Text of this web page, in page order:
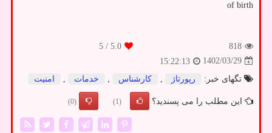
of birth
818
5.0
/ 5
1402/03/29
15:22:13
تگهای خبر:
رپورتاژ , كارشناس , خدمات , امنیت
این مطلب را می پسندید؟ (1)
(0)